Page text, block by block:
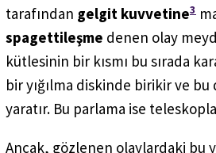
tarafından gelgit kuvvetine3
spagettileşme denen olay
kütlesinin bir kısmı bu sırada
bir yığılma diskinde birikir ve bu
yaratır. Bu parlama ise
Ancak, gözlenen olaylardaki bu